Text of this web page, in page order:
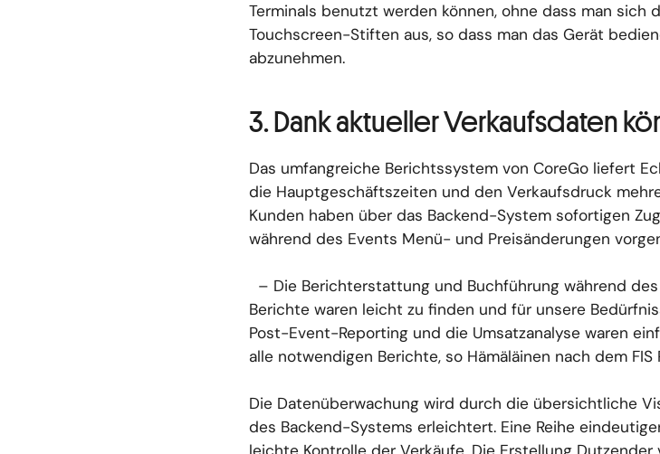
Terminals benutzt werden können, ohne dass man sich
Touchscreen-Stiften aus, so dass man das Gerät
abzunehmen.
3. Dank aktueller Verkaufsdaten
Das umfangreiche Berichtssystem von CoreGo liefert
die Hauptgeschäftszeiten und den Verkaufsdruck
Kunden haben über das Backend-System sofortigen
während des Events Menü- und Preisänderungen
– Die Berichterstattung und Buchführung während
Berichte waren leicht zu finden und für unsere
Post-Event-Reporting und die Umsatzanalyse waren
alle notwendigen Berichte, so Hämäläinen nach dem FIS
Die Datenüberwachung wird durch die übersichtliche
des Backend-Systems erleichtert. Eine Reihe